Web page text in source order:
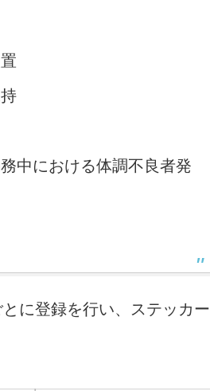
中における体調不良者発
に登録を行い、ステッカー